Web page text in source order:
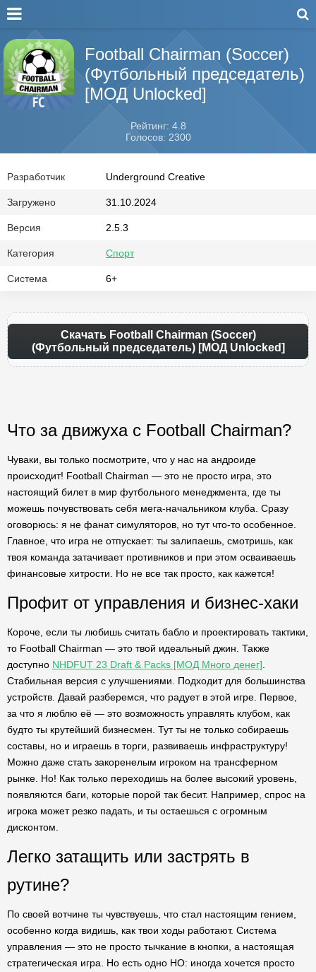
Football Chairman (Soccer)
(Футбольный председатель)
[МОД Unlocked]
Рейтинг: 4.8
Голосов: 2300
Разработчик Underground Creative
Загружено 31.10.2024
Версия 2.5.3
Категория Спорт
Система 6+
Скачать Football Chairman (Soccer)
(Футбольный председатель) [МОД Unlocked]
Что за движуха с Football Chairman?
Чуваки, вы только посмотрите, что у нас на андроиде
происходит! Football Chairman — это не просто игра, это
настоящий билет в мир футбольного менеджмента, где ты
можешь почувствовать себя мега-начальником клуба. Сразу
оговорюсь: я не фанат симуляторов, но тут что-то особенное.
Главное, что игра не отпускает: ты залипаешь, смотришь, как
твоя команда затачивает противников и при этом осваиваешь
финансовые хитрости. Но не все так просто, как кажется!
Профит от управления и бизнес-хаки
Короче, если ты любишь считать бабло и проектировать тактики,
то Football Chairman — это твой идеальный джин. Также
доступно NHDFUT 23 Draft & Packs [МОД Много денег]
Стабильная версия с улучшениями. Подходит для большинства
устройств. Давай разберемся, что радует в этой игре. Первое,
за что я люблю её — это возможность управлять клубом, как
будто ты крутейший бизнесмен. Тут ты не только собираешь
составы, но и играешь в торги, развиваешь инфраструктуру!
Можно даже стать закоренелым игроком на трансферном
рынке. Но! Как только переходишь на более высокий уровень,
появляются баги, которые порой так бесит. Например, спрос на
игрока может резко падать, и ты остаешься с огромным
дисконтом.
Легко затащить или застрять в
рутине?
По своей вотчине ты чувствуешь, что стал настоящим гением,
особенно когда видишь, как твои ходы работают. Система
управления — это не просто тычкание в кнопки, а настоящая
стратегическая игра. Но есть одно НО: иногда хочется просто